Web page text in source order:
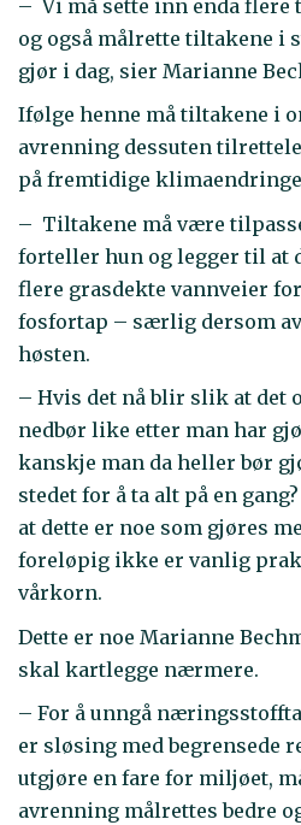
– Vi må sette inn enda flere
og også målrette tiltakene i
gjør i dag, sier Marianne
Ifølge henne må tiltakene i
avrenning dessuten
på fremtidige
– Tiltakene må være
forteller hun og legger til at
flere grasdekte vannveier
fosfortap – særlig dersom
høsten.
– Hvis det nå blir slik at det
nedbør like etter man har
kanskje man da heller bør
stedet for å ta alt på en
at dette er noe som gjøres
foreløpig ikke er vanlig
vårkorn.
Dette er noe Marianne
skal kartlegge nærmere.
– For å unngå
er sløsing med begrensede
utgjøre en fare for miljøet,
avrenning målrettes bedre